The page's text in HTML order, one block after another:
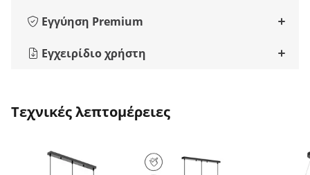
Εγγύηση Premium
Εγχειρίδιο χρήστη
Τεχνικές λεπτομέρειες